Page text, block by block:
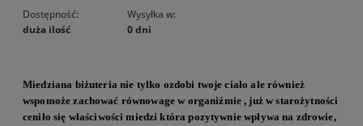
Dostępność:
duża ilość
Wysyłka w:
0 dni
Miedziana biżuteria nie tylko ozdobi twoje ciało ale również
wspomoże zachować równowage w organiźmie , już w starożytności
ceniło się właściwości miedzi która pozytywnie wpływa na zdrowie,